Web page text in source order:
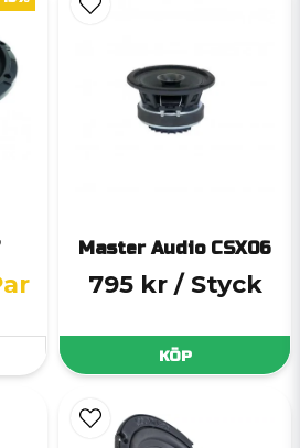
Master Audio CSX06
795 kr / Styck
KÖP